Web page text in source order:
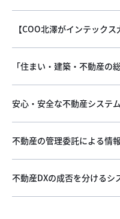
【COO北澤がインテック
「住まい・建築・不動産の
安心・安全な不動産システ
不動産の管理委託による情
不動産DXの成否を分けるシ